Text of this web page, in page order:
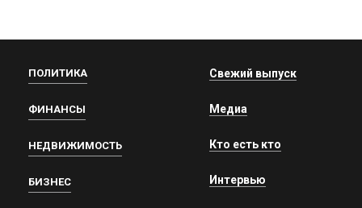
ПОЛИТИКА
ФИНАНСЫ
НЕДВИЖИМОСТЬ
БИЗНЕС
Свежий выпуск
Медиа
Кто есть кто
Интервью